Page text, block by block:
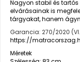
Nagyon stabil és
elvárásainak is
tárgyakat, hanem
Garancia: 270/2020
https://
Méretek